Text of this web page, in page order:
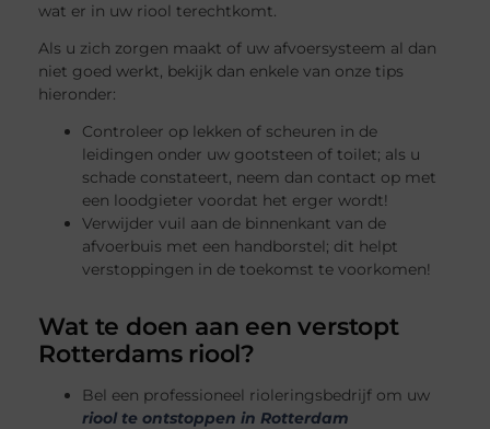
wat er in uw riool terechtkomt.
Als u zich zorgen maakt of uw afvoersysteem al dan
niet goed werkt, bekijk dan enkele van onze tips
hieronder:
Controleer op lekken of scheuren in de
leidingen onder uw gootsteen of toilet; als u
schade constateert, neem dan contact op met
een loodgieter voordat het erger wordt!
Verwijder vuil aan de binnenkant van de
afvoerbuis met een handborstel; dit helpt
verstoppingen in de toekomst te voorkomen!
Wat te doen aan een verstopt
Rotterdams riool?
Bel een professioneel rioleringsbedrijf om uw
riool te ontstoppen in Rotterdam